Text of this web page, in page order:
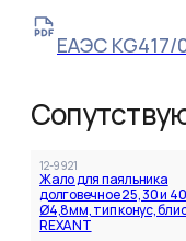
ЕАЭС KG417/
12-9921
Жало для паяльника
долговечное 25, 30 и
Ø4,8мм, тип конус,
REXANT